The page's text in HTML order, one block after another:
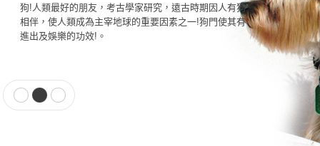
狗!人類最好的朋友，考古學家研究，遠古時期因人有狗
相伴，使人類成為主宰地球的重要因素之一!狗門使其有
進出及娛樂的功效!。